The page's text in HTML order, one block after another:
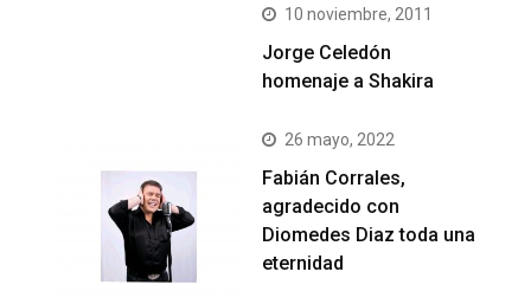
10 noviembre, 2011
Jorge Celedón
homenaje a Shakira
26 mayo, 2022
Fabián Corrales,
agradecido con
Diomedes Diaz toda una
eternidad